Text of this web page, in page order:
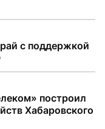
с поддержкой
построил
Хабаровского